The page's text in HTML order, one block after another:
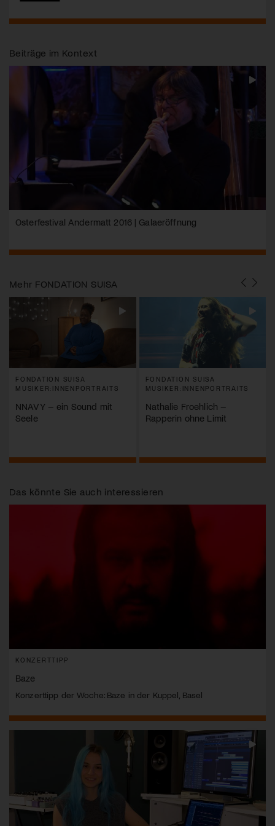
Beiträge im Kontext
Osterfestival Andermatt 2016 | Galaeröffnung
Mehr FONDATION SUISA
FONDATION SUISA
MUSIKER:INNENPORTRAITS
NNAVY – ein Sound mit
Seele
FONDATION SUISA
MUSIKER:INNENPORTRAITS
Nathalie Froehlich –
Rapperin ohne Limit
Das könnte Sie auch interessieren
KONZERTTIPP
Baze
Konzerttipp der Woche: Baze in der Kuppel, Basel